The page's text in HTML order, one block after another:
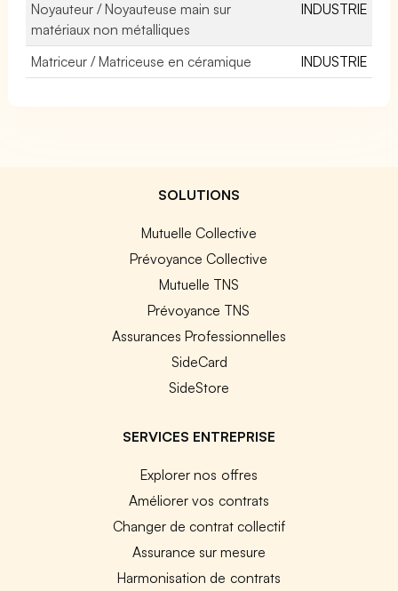
Noyauteur / Noyauteuse main sur
matériaux non métalliques
INDUSTRIE
Matriceur / Matriceuse en céramique INDUSTRIE
SOLUTIONS
Mutuelle Collective
Prévoyance Collective
Mutuelle TNS
Prévoyance TNS
Assurances Professionnelles
SideCard
SideStore
SERVICES ENTREPRISE
Explorer nos offres
Améliorer vos contrats
Changer de contrat collectif
Assurance sur mesure
Harmonisation de contrats